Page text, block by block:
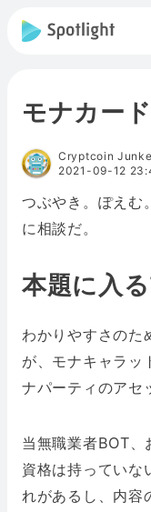
モナカー
Cryptcoin
2021-09-12
つぶやき。ぽえむ
に相談だ。
本題に入
わかりやすさのた
が、モナキャラッ
ナパーティのアセ
当無職業者BOT、
資格は持っていな
れがあるし、内容